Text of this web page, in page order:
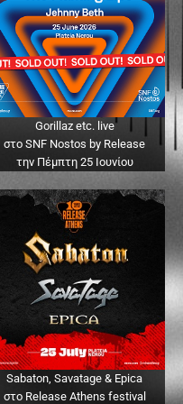
Gorillaz etc. live
στο SNF Nostos by Release
την Πέμπτη 25 Ιουνίου
Sabaton, Savatage & Epica
στο Release Athens festival